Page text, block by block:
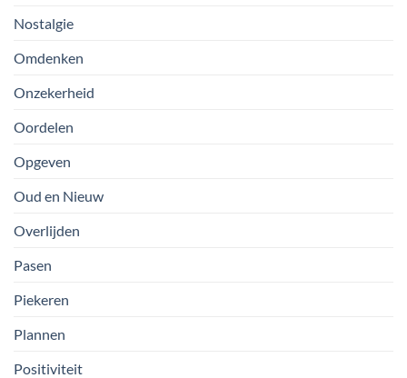
Nostalgie
Omdenken
Onzekerheid
Oordelen
Opgeven
Oud en Nieuw
Overlijden
Pasen
Piekeren
Plannen
Positiviteit